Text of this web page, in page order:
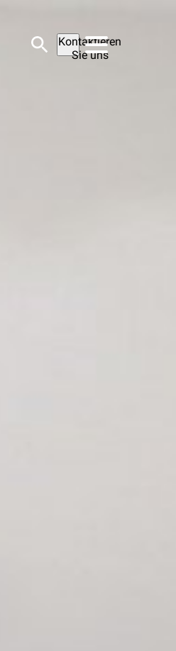
Kontaktieren
Sie uns